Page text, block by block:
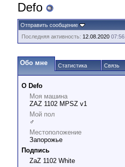
Defo
Отправить сообщение
Последняя активность: 12.08.2020 07:56
Обо мне Статистика Связь
О Defo
Моя машина
ZAZ 1102 MPSZ v1
Мой пол
♂
Местоположение
Запорожье
Подпись
ZaZ 1102 White